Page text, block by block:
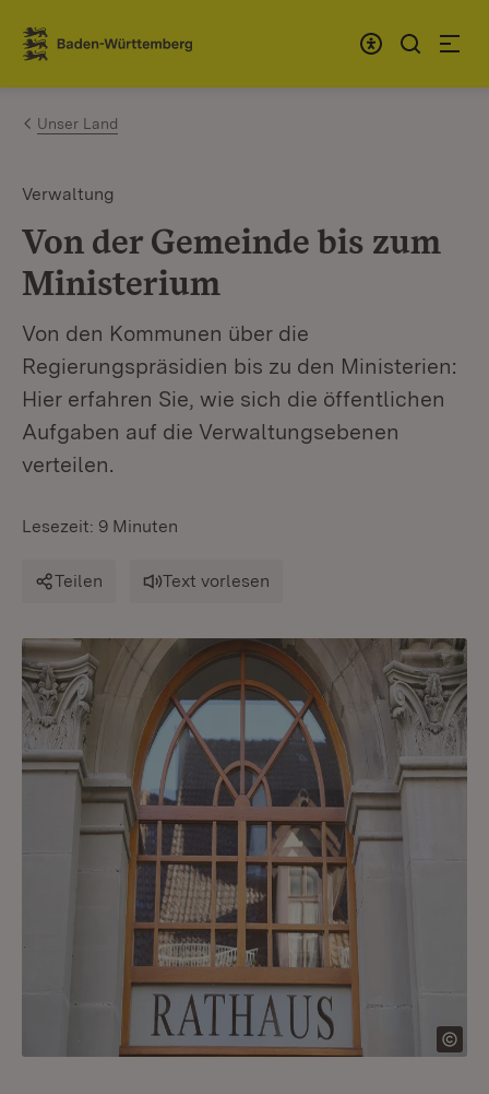
Zum Inhalt springen
Link zur Startseite
Unser Land
Verwaltung
Von der Gemeinde bis zum
Ministerium
Von den Kommunen über die
Regierungspräsidien bis zu den Ministerien:
Hier erfahren Sie, wie sich die öffentlichen
Aufgaben auf die Verwaltungsebenen
verteilen.
Lesezeit: 9 Minuten
Teilen Text vorlesen